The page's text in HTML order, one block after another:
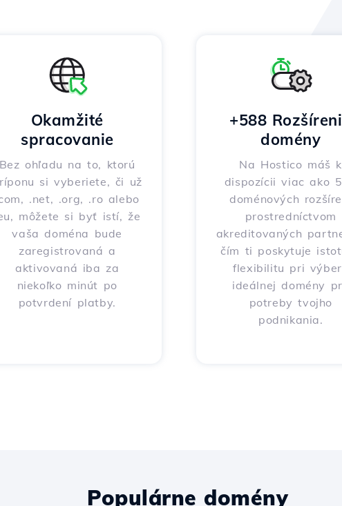
Okamžité
spracovanie
Bez ohľadu na to, ktorú
si vyberiete, či už
.net, .org, .ro alebo
môžete si byť istí, že
vaša doména bude
zaregistrovaná a
aktivovaná iba za
niekoľko minút po
potvrdení platby.
+588
domény
Na Hostico máš k
dispozícii viac ako
doménových
prostredníctvom
akreditovaných
čím ti poskytuje
flexibilitu pri
ideálnej domény
potreby tvojho
podnikania.
Populárne domény